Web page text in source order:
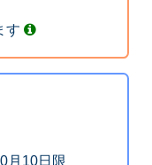
す
月10日限